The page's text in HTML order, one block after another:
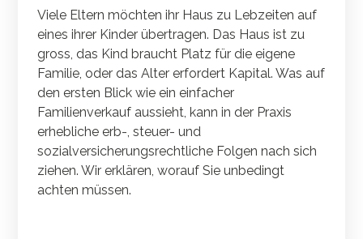
Viele Eltern möchten ihr Haus zu Lebzeiten auf
eines ihrer Kinder übertragen. Das Haus ist zu
gross, das Kind braucht Platz für die eigene
Familie, oder das Alter erfordert Kapital. Was auf
den ersten Blick wie ein einfacher
Familienverkauf aussieht, kann in der Praxis
erhebliche erb-, steuer- und
sozialversicherungsrechtliche Folgen nach sich
ziehen. Wir erklären, worauf Sie unbedingt
achten müssen.